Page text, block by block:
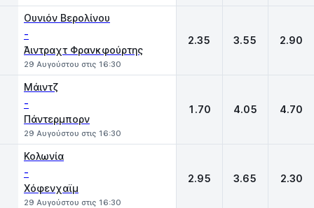
Ουνιόν Βερολίνου
-
Άιντραχτ Φρανκφούρτης
29 Αυγούστου στις 16:30
2.35 3.55 2.90
Μάιντζ
-
Πάντερμπορν
29 Αυγούστου στις 16:30
1.70 4.05 4.70
Κολωνία
-
Χόφενχαϊμ
29 Αυγούστου στις 16:30
2.95 3.65 2.30